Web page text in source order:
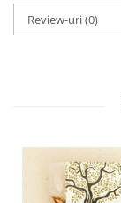
Review-uri(0)